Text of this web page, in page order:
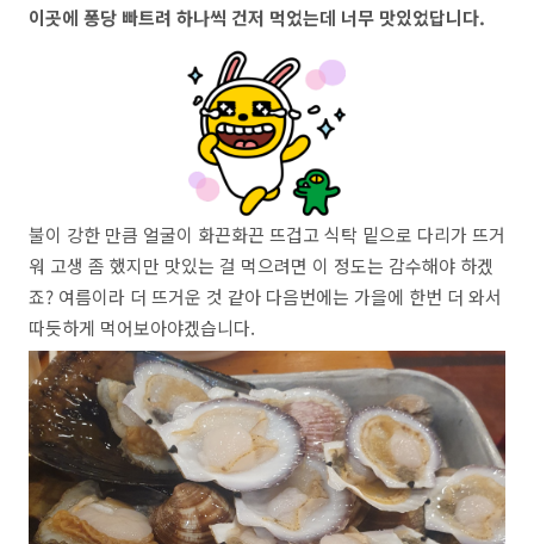
이곳에 퐁당 빠트려 하나씩 건저 먹었는데 너무 맛있었답니다.
불이 강한 만큼 얼굴이 화끈화끈 뜨겁고 식탁 밑으로 다리가 뜨거
워 고생 좀 했지만 맛있는 걸 먹으려면 이 정도는 감수해야 하겠
죠? 여름이라 더 뜨거운 것 같아 다음번에는 가을에 한번 더 와서
따듯하게 먹어보아야겠습니다.